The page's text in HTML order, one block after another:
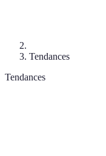
Tendances
Tendances